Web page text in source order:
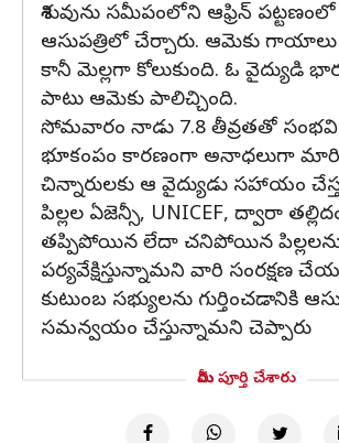
శిశువును సమీపంలోని ఆఫ్రిన్
ఆసుపత్రిలో చేర్చారు. ఆమెకు
కానీ మెల్లగా కోలుకుంది. ఓ వైద్యుడి
పాటు ఆమెకు పాలిచ్చింది.
సోమవారం నాడు 7.8 తీవ్రతతో
భూకంపం కారణంగా అనాధలుగా
చిన్నారులకు ఆ వైద్యుడు సహాయం
పిల్లల ఏజెన్సీ, UNICEF, ద్వారా
తప్పిపోయిన లేదా చనిపోయిన
పర్యవేక్షిస్తున్నామని వారి సంరక్షణ
కుటుంబ సభ్యులను గుర్తించడానికి
సమన్వయం చేస్తున్నామని చెప్పారు
మీరు పూర్తి చేశారు